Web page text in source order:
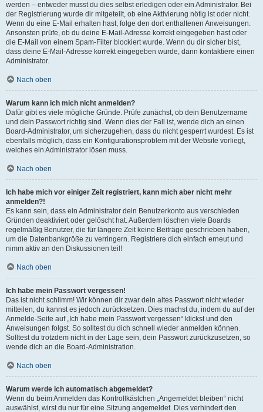
werden – entweder musst du dies selbst erledigen oder ein Administrator. Bei
der Registrierung wurde dir mitgeteilt, ob eine Aktivierung nötig ist oder nicht.
Wenn du eine E-Mail erhalten hast, folge den dort enthaltenen Anweisungen.
Ansonsten prüfe, ob du deine E-Mail-Adresse korrekt eingegeben hast oder
die E-Mail von einem Spam-Filter blockiert wurde. Wenn du dir sicher bist,
dass deine E-Mail-Adresse korrekt eingegeben wurde, dann kontaktiere einen
Administrator.
Nach oben
Warum kann ich mich nicht anmelden?
Dafür gibt es viele mögliche Gründe. Prüfe zunächst, ob dein Benutzername
und dein Passwort richtig sind. Wenn dies der Fall ist, wende dich an einen
Board-Administrator, um sicherzugehen, dass du nicht gesperrt wurdest. Es ist
ebenfalls möglich, dass ein Konfigurationsproblem mit der Website vorliegt,
welches ein Administrator lösen muss.
Nach oben
Ich habe mich vor einiger Zeit registriert, kann mich aber nicht mehr
anmelden?!
Es kann sein, dass ein Administrator dein Benutzerkonto aus verschieden
Gründen deaktiviert oder gelöscht hat. Außerdem löschen viele Boards
regelmäßig Benutzer, die für längere Zeit keine Beiträge geschrieben haben,
um die Datenbankgröße zu verringern. Registriere dich einfach erneut und
nimm aktiv an den Diskussionen teil!
Nach oben
Ich habe mein Passwort vergessen!
Das ist nicht schlimm! Wir können dir zwar dein altes Passwort nicht wieder
mitteilen, du kannst es jedoch zurücksetzen. Dies machst du, indem du auf der
Anmelde-Seite auf „Ich habe mein Passwort vergessen“ klickst und den
Anweisungen folgst. So solltest du dich schnell wieder anmelden können.
Solltest du trotzdem nicht in der Lage sein, dein Passwort zurückzusetzen, so
wende dich an die Board-Administration.
Nach oben
Warum werde ich automatisch abgemeldet?
Wenn du beim Anmelden das Kontrollkästchen „Angemeldet bleiben“ nicht
auswählst, wirst du nur für eine Sitzung angemeldet. Dies verhindert den